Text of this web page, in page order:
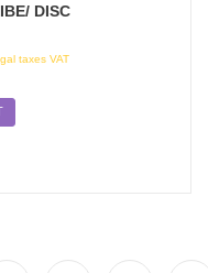
DISC
taxes VAT